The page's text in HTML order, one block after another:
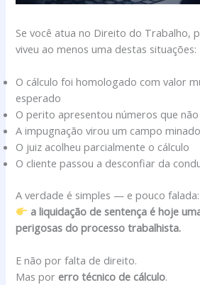
Se você atua no Direito do Trabalho,
viveu ao menos uma destas situações:
O cálculo foi homologado com valor
esperado
O perito apresentou números que
A impugnação virou um campo
O juiz acolheu parcialmente o cálculo
O cliente passou a desconfiar da
A verdade é simples — e pouco falada:
a liquidação de sentença é hoje
perigosas do processo trabalhista.
E não por falta de direito.
Mas por erro técnico de cálculo.